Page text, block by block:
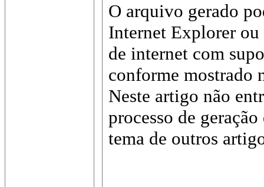
O arquivo gerado
Internet Explorer
de internet com
conforme mostrado
Neste artigo não
processo de
tema de outros